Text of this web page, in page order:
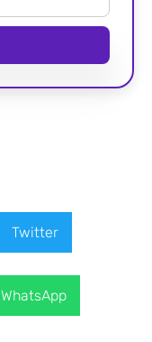
Twitter
WhatsApp